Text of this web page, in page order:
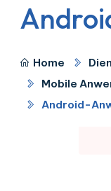
Home
Mobile
Android-